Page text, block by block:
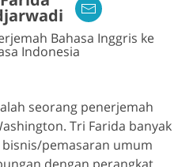
Bahasa Inggris ke
Indonesia
seorang penerjemah
Tri Farida banyak
pemasaran umum